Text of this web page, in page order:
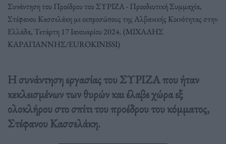
Συνάντηση του Προέδρου του ΣΥΡΙΖΑ - Προοδευτική Συμμαχία,
Στέφανου Κασσελάκη με εκπροσώπους της Αλβανικής Κοινότητας στην
Ελλάδα, Τετάρτη 17 Ιανουαρίου 2024. (ΜΙΧΑΛΗΣ
ΚΑΡΑΓΙΑΝΝΗΣ/EUROKINISSI)
Η συνάντηση εργασίας του ΣΥΡΙΖΑ που ήταν
κεκλεισμένων των θυρών και έλαβε χώρα εξ
ολοκλήρου στο σπίτι του προέδρου του κόμματος,
Στέφανου Κασσελάκη.